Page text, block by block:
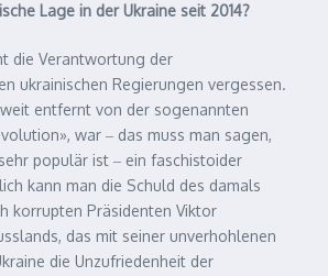
Lage in der Ukraine seit 2014?
die Verantwortung der
ukrainischen Regierungen vergessen.
entfernt von der sogenannten
war ‒ das muss man sagen,
populär ist ‒ ein faschistoider
kann man die Schuld des damals
korrupten Präsidenten Viktor
das mit seiner unverhohlenen
die Unzufriedenheit der